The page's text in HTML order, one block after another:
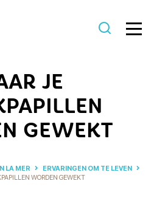
JE
GEWEKT
LA MER
ERVARINGEN OM TE LEVEN
WORDEN GEWEKT